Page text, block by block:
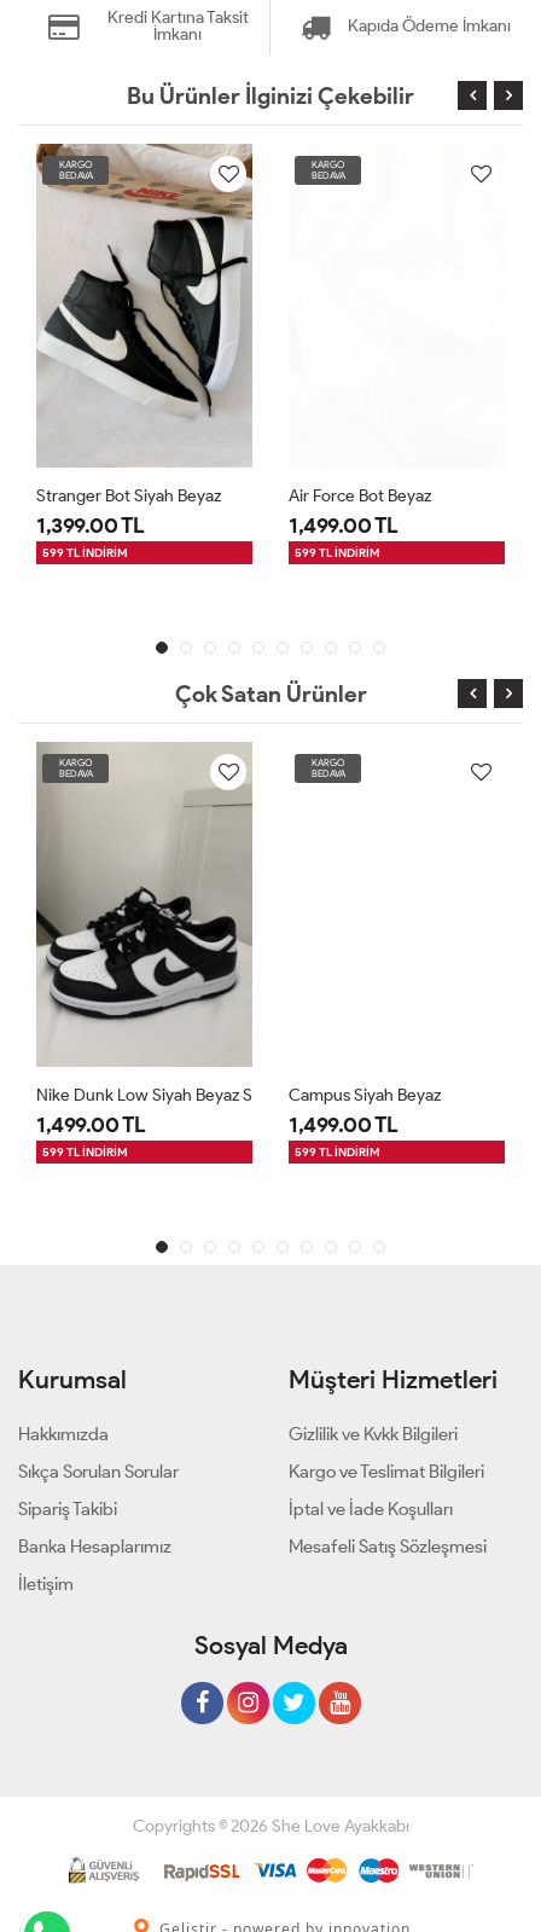
Kredi Kartına Taksit
İmkanı
Kapıda Ödeme İmkanı
Bu Ürünler İlginizi Çekebilir
KARGO
BEDAVA
Stranger Bot Siyah Beyaz
1,399.00 TL
599 TL İNDİRİM
KARGO
BEDAVA
Air Force Bot Beyaz
1,499.00 TL
599 TL İNDİRİM
Çok Satan Ürünler
KARGO
BEDAVA
Nike Dunk Low Siyah Beyaz S
1,499.00 TL
599 TL İNDİRİM
KARGO
BEDAVA
Campus Siyah Beyaz
1,499.00 TL
599 TL İNDİRİM
Kurumsal
Hakkımızda
Sıkça Sorulan Sorular
Sipariş Takibi
Banka Hesaplarımız
İletişim
Müşteri Hizmetleri
Gizlilik ve Kvkk Bilgileri
Kargo ve Teslimat Bilgileri
İptal ve İade Koşulları
Mesafeli Satış Sözleşmesi
Sosyal Medya
Copyrights © 2026 She Love Ayakkabı